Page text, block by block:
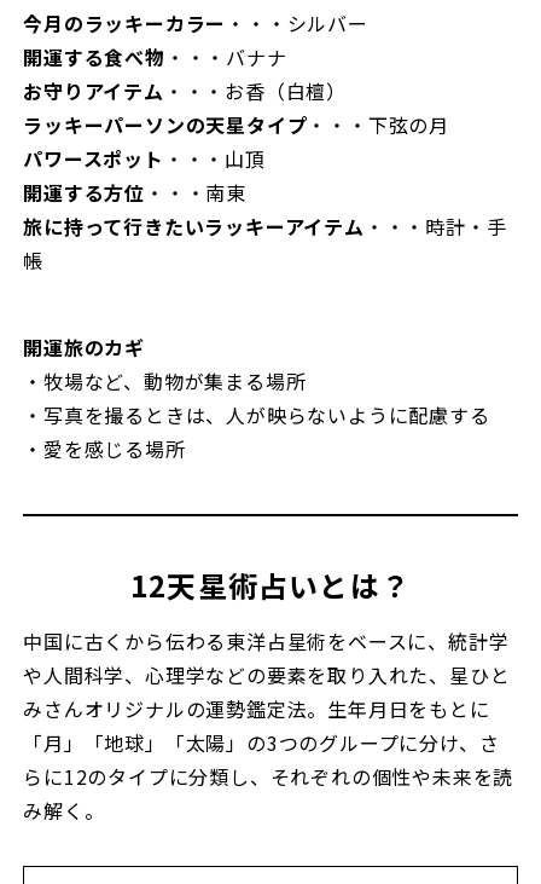
今月のラッキーカラー ・・・シルバー
開運する食べ物 ・・・バナナ
お守りアイテム ・・・お香（白檀）
ラッキーパーソンの天星タイプ ・・・下弦の月
パワースポット ・・・山頂
開運する方位 ・・・南東
旅に持って行きたいラッキーアイテム ・・・時計・手
帳
開運旅のカギ
・牧場など、動物が集まる場所
・写真を撮るときは、人が映らないように配慮する
・愛を感じる場所
12天星術占いとは？
中国に古くから伝わる東洋占星術をベースに、統計学
や人間科学、心理学などの要素を取り入れた、星ひと
みさんオリジナルの運勢鑑定法。生年月日をもとに
「月」「地球」「太陽」の3つのグループに分け、さ
らに12のタイプに分類し、それぞれの個性や未来を読
み解く。